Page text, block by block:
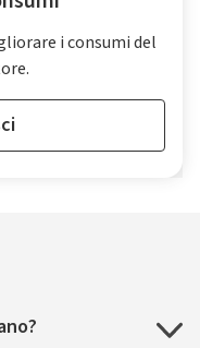
i consumi del